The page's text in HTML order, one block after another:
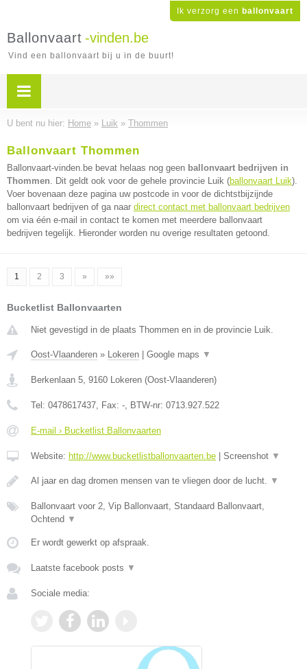
Ik verzorg een ballonvaart
Ballonvaart -vinden.be
Vind een ballonvaart bij u in de buurt!
U bent nu hier: Home » Luik » Thommen
Ballonvaart Thommen
Ballonvaart-vinden.be bevat helaas nog geen ballonvaart bedrijven in
Thommen. Dit geldt ook voor de gehele provincie Luik (ballonvaart Luik).
Voer bovenaan deze pagina uw postcode in voor de dichtstbijzijnde
ballonvaart bedrijven of ga naar direct contact met ballonvaart bedrijven
om via één e-mail in contact te komen met meerdere ballonvaart
bedrijven tegelijk. Hieronder worden nu overige resultaten getoond.
1 2 3 » »»
Bucketlist Ballonvaarten
Niet gevestigd in de plaats Thommen en in de provincie Luik.
Oost-Vlaanderen » Lokeren Google maps ▼
Berkenlaan 5, 9160 Lokeren (Oost-Vlaanderen)
Tel: 0478617437, Fax: -, BTW-nr: 0713.927.522
E-mail › Bucketlist Ballonvaarten
Website: http://www.bucketlistballonvaarten.be Screenshot ▼
Al jaar en dag dromen mensen van te vliegen door de lucht. ▼
Ballonvaart voor 2, Vip Ballonvaart, Standaard Ballonvaart,
Ochtend ▼
Er wordt gewerkt op afspraak.
Laatste facebook posts ▼
Sociale media: